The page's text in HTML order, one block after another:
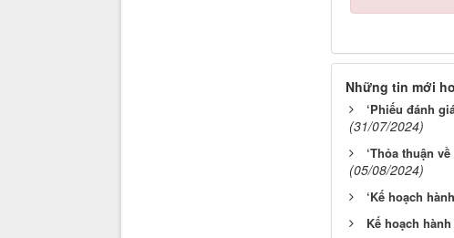
Những tin mới
‘Phiếu đánh
(31/07/2024)
‘Thỏa thuận
(05/08/2024)
‘Kế hoạch
Kế hoạch